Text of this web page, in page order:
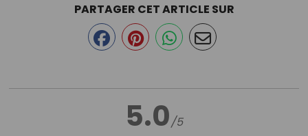
5.0/5
PARTAGER CET ARTICLE SUR